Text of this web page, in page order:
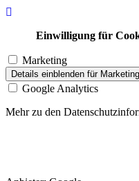
Einwilligung für
Marketing
Details einblenden für Marketing
Google Analytics
Mehr zu den